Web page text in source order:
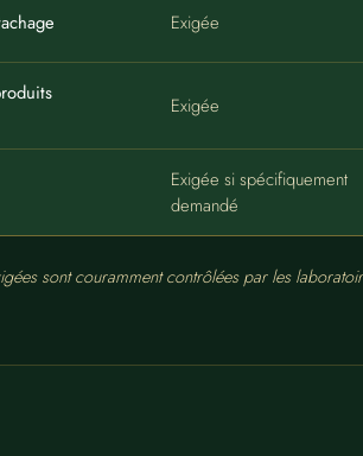
Exigée
Exigée
Exigée si spécifiquement
demandé
sont couramment contrôlées par les